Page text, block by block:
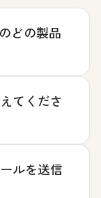
どの製品
てくださ
ルを送信